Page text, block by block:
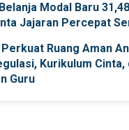
Modal Baru
Jajaran Percepat
Ruang Aman
Kurikulum Cinta,
Guru